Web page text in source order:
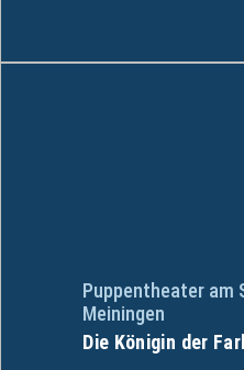
Puppentheater
Meiningen
Die Königin der